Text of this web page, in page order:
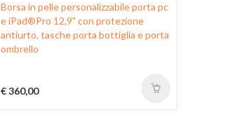
Borsa in pelle personalizzabile porta pc
e iPad®Pro 12,9" con protezione
antiurto, tasche porta bottiglia e porta
ombrello
€ 360,00